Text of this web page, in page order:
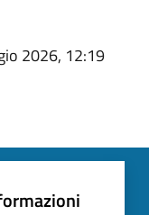
2026, 12:19